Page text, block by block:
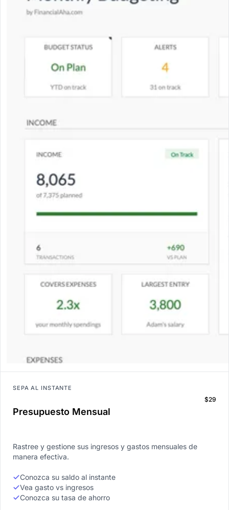
SEPA AL INSTANTE
Presupuesto Mensual
$29
Rastree y gestione sus ingresos y gastos mensuales de
manera efectiva.
Conozca su saldo al instante
Vea gasto vs ingresos
Conozca su tasa de ahorro